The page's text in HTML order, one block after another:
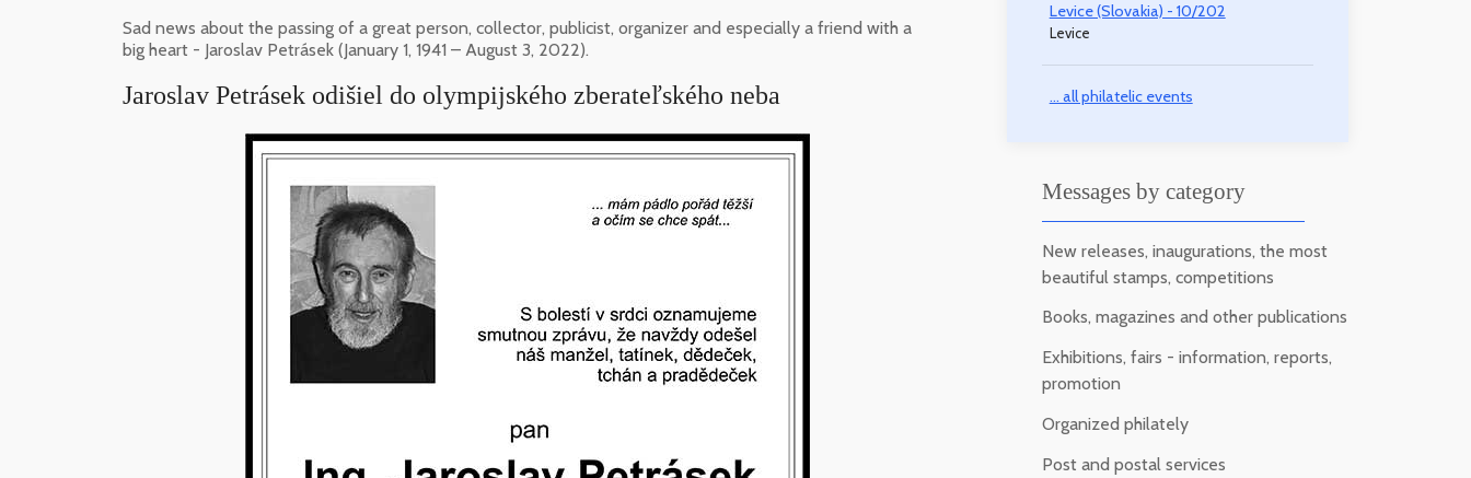
Sad news about the passing of a great person, collector, publicist, organizer and especially a friend with a
big heart - Jaroslav Petrásek (January 1, 1941 – August 3, 2022).
Jaroslav Petrásek odišiel do olympijského zberateľského neba
Levice (Slovakia) - 10/202
Levice
... all philatelic events
Messages by category
New releases, inaugurations, the most
beautiful stamps, competitions
Books, magazines and other publications
Exhibitions, fairs - information, reports,
promotion
Organized philately
Post and postal services